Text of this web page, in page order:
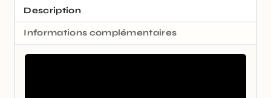
Description
Informations complémentaires